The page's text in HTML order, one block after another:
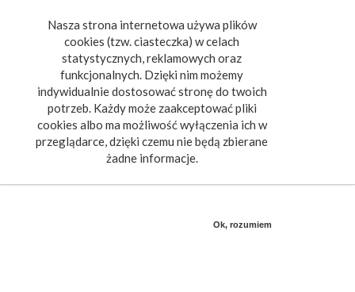
Nasza strona internetowa używa plików
cookies (tzw. ciasteczka) w celach
statystycznych, reklamowych oraz
funkcjonalnych. Dzięki nim możemy
indywidualnie dostosować stronę do twoich
potrzeb. Każdy może zaakceptować pliki
cookies albo ma możliwość wyłączenia ich w
przeglądarce, dzięki czemu nie będą zbierane
żadne informacje.
Ok, rozumiem